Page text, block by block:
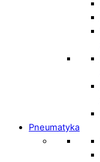
Pneumatyka